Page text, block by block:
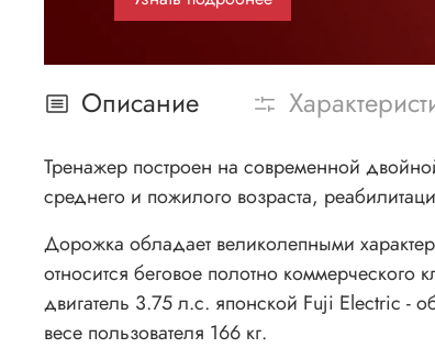
Описание
Тренажер построен на современной
среднего и пожилого возраста,
Дорожка обладает великолепными
относится беговое полотно
двигатель 3.75 л.с. японской Fuji Electric -
весе пользователя 166 кг.